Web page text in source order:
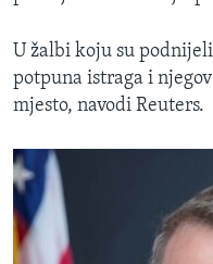
U žalbi koju su
potpuna istraga i
mjesto, navodi Reuters.